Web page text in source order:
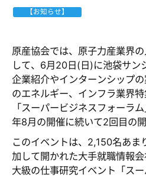
【お知らせ】
原産協会では、原子力産業界
して、6月20日(日)に池袋サン
企業紹介やインターンシップ
のエネルギー、インフラ業界
「スーパービジネスフォーラ
年8月の開催に続いて2回目の開
このイベントは、2,150名あま
加して開かれた大手就職情報
大級の仕事研究イベント「スー